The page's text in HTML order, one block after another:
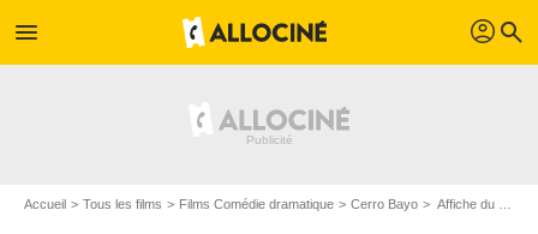
menu profil search
Accueil Tous les films Films Comédie dramatique Cerro Bayo Affiche du film Cerro Bayo - Photo 1